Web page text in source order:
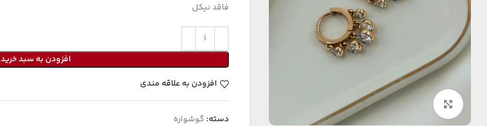
بزرگنمایی تصویر
فاقد نیکل
افزودن به سبد خرید
افزودن به علاقه مندی
دسته: گوشواره